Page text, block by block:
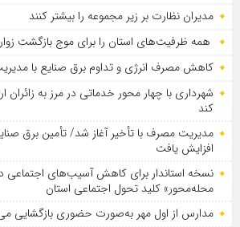
مدیران نظارت بر زیر مجموعه را بیشتر کنند
همه ظرفیت‌های استان را برای موج بازگشت زوار
کاهش مصرف انرژی و تداوم برق صنایع با
شهرداری با چهار محور خدماتی در مرز به
کند
مدیریت مصرف با تأخیر آغاز شد/ تأمین برق
افزایش یافت
نسخه استاندار برای کاهش آسیب‌های اجتماعی
محله‌محور» کلید تحول اجتماعی استان
مدارس از اول مهر به‌صورت حضوری بازگشایی